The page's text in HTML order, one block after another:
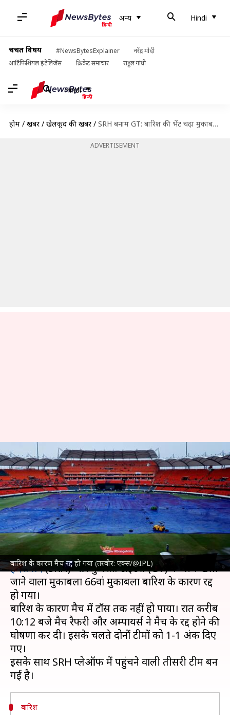
अन्य Hindi
चर्चित विषय #NewsBytesExplainer
नरेंद्र मोदी
आर्टिफिशियल इंटेलिजेंस
क्रिकेट समाचार राहुल गांधी
Hindi
होम / खबरें / खेलकूद की खबरें / SRH बनाम GT: बारिश की भेंट चढ़ा मुकाबला, SRH प्लेऑफ में पहुंचने वाली तीसरी टीम बनी
ADVERTISEMENT
बारिश के कारण मैच रद्द हो गया (तस्वीर: एक्स/@IPL)
SRH बनाम GT: बारिश की भेंट चढ़ा
मुकाबला, SRH प्लेऑफ में पहुंचने
वाली तीसरी टीम बनी
लेखन आदर्श कुमार May 16, 2024 10:15 pm
क्या है खबर?
इंडियन प्रीमियर लीग(IPL) 2024 में गुरुवार कोसनराइजर्स
हैदराबाद(SRH) और गुजरात टाइटंस (GT) के बीच खेला
जाने वाला मुकाबला 66वां मुकाबला बारिश के कारण रद्द
हो गया।
बारिश के कारण मैच में टॉस तक नहीं हो पाया। रात करीब
10:12 बजे मैच रैफरी और अम्पायर्स ने मैच के रद्द होने की
घोषणा कर दी। इसके चलते दोनों टीमों को 1-1 अंक दिए
गए।
इसके साथ SRH प्लेऑफ में पहुंचने वाली तीसरी टीम बन
बारिश